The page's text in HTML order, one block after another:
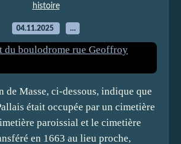
histoire
04.11.2025 …
de Masse, ci-dessous, indique que
était occupée par un cimetière
paroissial et le cimetière
en 1663 au lieu proche,